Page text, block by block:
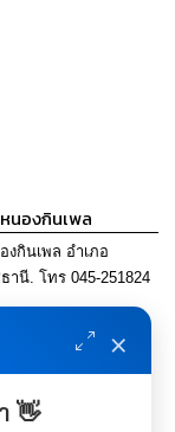
นองกินเพล
กินเพล อำเภอ
านี. โทร 045-251824
เพียง เป็นสุข
×
👋